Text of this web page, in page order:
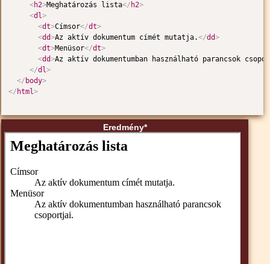
<h2>Meghatározás lista</ h2>
<dl>
<dt>Címsor</dt>
<dd>Az aktív dokumentum címét mutatja.</dd>
<dt>Menüsor</dt>
<dd>Az aktív dokumentumban használható parancsok
</dl>
</ body>
</ html>
Eredmény*